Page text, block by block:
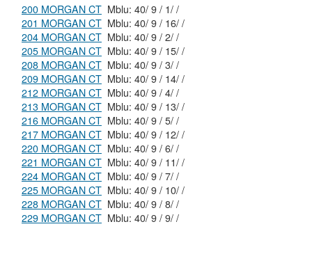
200 MORGAN CT
Mblu: 40/ 9 / 1/ /
201 MORGAN CT
Mblu: 40/ 9 / 16/ /
204 MORGAN CT
Mblu: 40/ 9 / 2/ /
205 MORGAN CT
Mblu: 40/ 9 / 15/ /
208 MORGAN CT
Mblu: 40/ 9 / 3/ /
209 MORGAN CT
Mblu: 40/ 9 / 14/ /
212 MORGAN CT
Mblu: 40/ 9 / 4/ /
213 MORGAN CT
Mblu: 40/ 9 / 13/ /
216 MORGAN CT
Mblu: 40/ 9 / 5/ /
217 MORGAN CT
Mblu: 40/ 9 / 12/ /
220 MORGAN CT
Mblu: 40/ 9 / 6/ /
221 MORGAN CT
Mblu: 40/ 9 / 11/ /
224 MORGAN CT
Mblu: 40/ 9 / 7/ /
225 MORGAN CT
Mblu: 40/ 9 / 10/ /
228 MORGAN CT
Mblu: 40/ 9 / 8/ /
229 MORGAN CT
Mblu: 40/ 9 / 9/ /